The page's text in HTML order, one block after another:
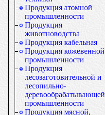
Продукция атомной
промышленности
Продукция
животноводства
Продукция кабельная
Продукция кожевенной
промышленности
Продукция
лесозаготовительной и
лесопильно-
деревообрабатывающей
промышленности
Продукция мясной,